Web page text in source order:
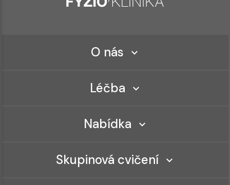
O nás
Léčba
Nabídka
Skupinová cvičení